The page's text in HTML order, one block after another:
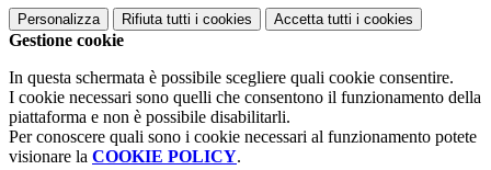
Personalizza Rifiuta tutti i cookies Accetta tutti i cookies
Gestione cookie
In questa schermata è possibile scegliere quali cookie consentire.
I cookie necessari sono quelli che consentono il funzionamento della
piattaforma e non è possibile disabilitarli.
Per conoscere quali sono i cookie necessari al funzionamento potete
visionare la COOKIE POLICY.